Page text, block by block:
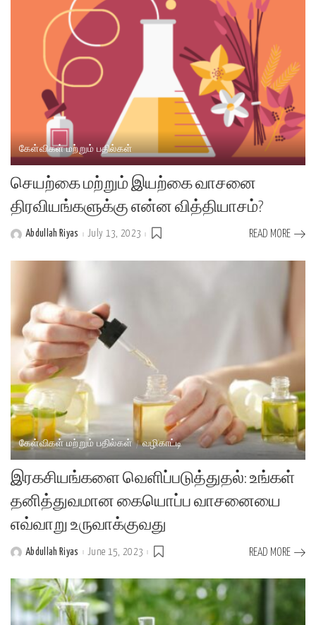
கேள்விகள் மற்றும் பதில்கள்
செயற்கை மற்றும் இயற்கை வாசனை
திரவியங்களுக்கு என்ன வித்தியாசம்?
PostedAbdullah Riyas July 13, 2023 READ MORE
கேள்விகள் மற்றும் பதில்கள் வழிகாட்டி
இரகசியங்களை வெளிப்படுத்துதல்: உங்கள்
தனித்துவமான கையொப்ப வாசனையை
எவ்வாறு உருவாக்குவது
PostedAbdullah Riyas June 15, 2023 READ MORE